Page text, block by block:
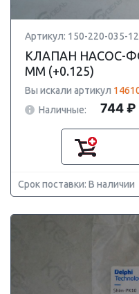
Артикул: 150-220-035-
КЛАПАН НАСОС-
ММ (+0.125)
Вы искали артикул
Наличные:
744 ₽
Срок поставки: В наличии